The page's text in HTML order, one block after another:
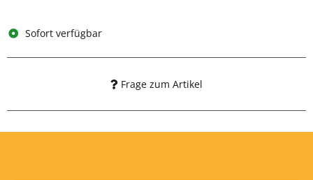
Sofort verfügbar
Frage zum Artikel